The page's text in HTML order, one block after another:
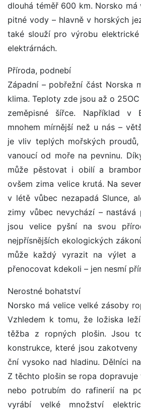
dlouhá téměř 600 km. Norsko má
pitné vody – hlavně v horských
také slouží pro výrobu
elektrárnách.
Příroda, podnebí
Západní – pobřežní část Norska
klima. Teploty zde jsou až o
zeměpisné šířce. Například v
mnohem mírnější než u nás –
je vliv teplých mořských
vanoucí od moře na pevninu.
může pěstovat i obilí a
ovšem zima velice krutá. Na
v létě vůbec nezapadá Slunce,
zimy vůbec nevychází – nastává
jsou velice pyšní na svou
nejpřísnějších ekologických
může každý vyrazit na výlet a
přenocovat kdekoli – jen nesmí
Nerostné bohatství
Norsko má velice velké zásoby
Vzhledem k tomu, že ložiska
těžba z ropných plošin. Jsou
konstrukce, které jsou
ční vysoko nad hladinu. Dělníci
Z těchto plošin se ropa
nebo potrubím do rafinerií na
vyrábí velké množství